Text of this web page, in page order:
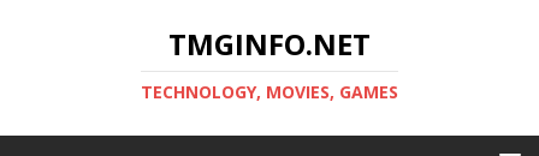
TMGINFO.NET
ТECHNOLOGY, MOVIES, GAMES